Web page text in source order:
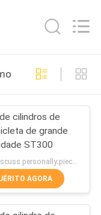
22
79
cilindros de
de grande
ST300
dollar;discuss personally;piece MOQ:Negociação
AGORA